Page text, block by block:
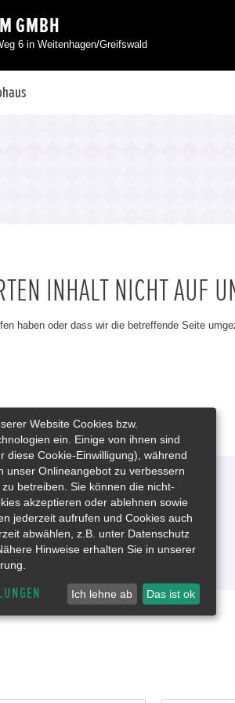
GMBH
6 in Weitenhagen/Greifswald
INHALT NICHT AUF
haben oder dass wir die betreffende Seite
Website Cookies bzw.
ein. Einige von ihnen sind
diese Cookie-Einwilligung), während
unser Onlineangebot zu verbessern
betreiben. Sie können die nicht-
akzeptieren oder ablehnen sowie
jederzeit aufrufen und Cookies auch
abwählen, z.B. unter Datenschutz
Hinweise erhalten Sie in unserer
Ich lehne ab Das ist ok